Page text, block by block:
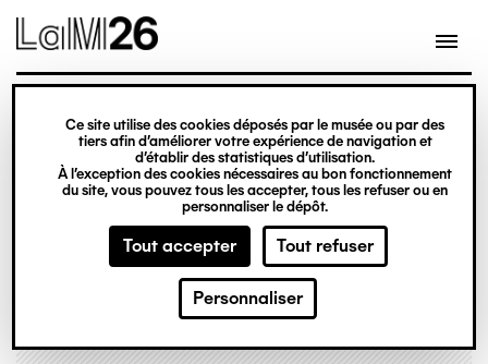
Gestion des cookies
Ce site utilise des cookies déposés par le musée ou par des
tiers afin d’améliorer votre expérience de navigation et
d’établir des statistiques d’utilisation.
À l’exception des cookies nécessaires au bon fonctionnement
du site, vous pouvez tous les accepter, tous les refuser ou en
personnaliser le dépôt.
Tout accepter Tout refuser
Personnaliser
contenu